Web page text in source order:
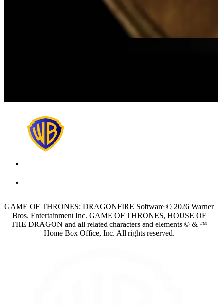
GAME OF THRONES: DRAGONFIRE Software © 2026 Warner
Bros. Entertainment Inc. GAME OF THRONES, HOUSE OF
THE DRAGON and all related characters and elements © & ™
Home Box Office, Inc. All rights reserved.